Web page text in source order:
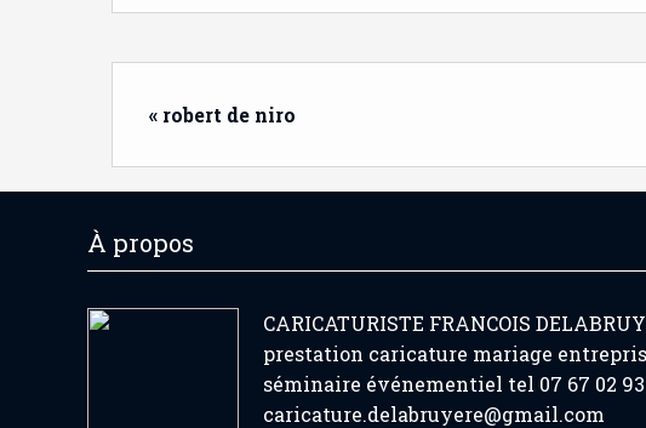
« robert de niro
À propos
CARICATURISTE FRANCOIS
prestation caricature mariage
séminaire événementiel tel 07 67 02
caricature.delabruyere@gmail.com